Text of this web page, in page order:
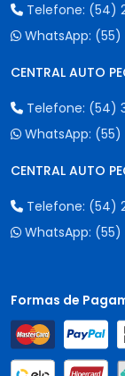
Telefone: (54)
WhatsApp: (55)
CENTRAL AUTO
Telefone: (54)
WhatsApp: (55)
CENTRAL AUTO
Telefone: (54)
WhatsApp: (55)
Formas de